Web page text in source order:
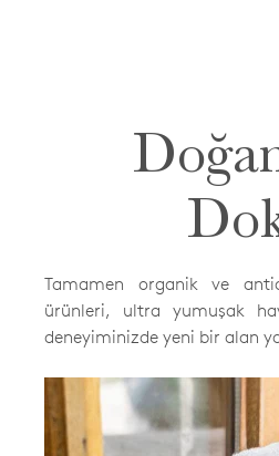
Tamamen organik ve
ürünleri, ultra yumuşak
deneyiminizde yeni bir alan